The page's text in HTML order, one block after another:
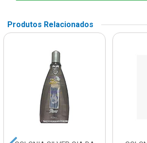
Produtos Relacionados